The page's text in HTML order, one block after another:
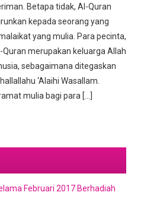
Betapa tidak, Al-Quran
kepada seorang yang
yang mulia. Para pecinta,
merupakan keluarga Allah
sebagaimana ditegaskan
‘Alaihi Wasallam.
mulia bagi para […]
Februari 2017 Berhadiah